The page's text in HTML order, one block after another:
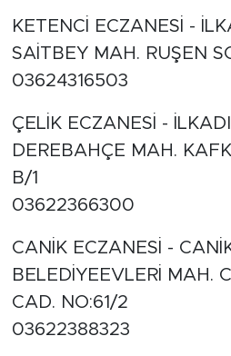
KETENCİ ECZANESİ -
SAİTBEY MAH. RUŞEN
03624316503
ÇELİK ECZANESİ -
DEREBAHÇE MAH.
B/1
03622366300
CANİK ECZANESİ -
BELEDİYEEVLERİ MAH.
CAD. NO:61/2
03622388323